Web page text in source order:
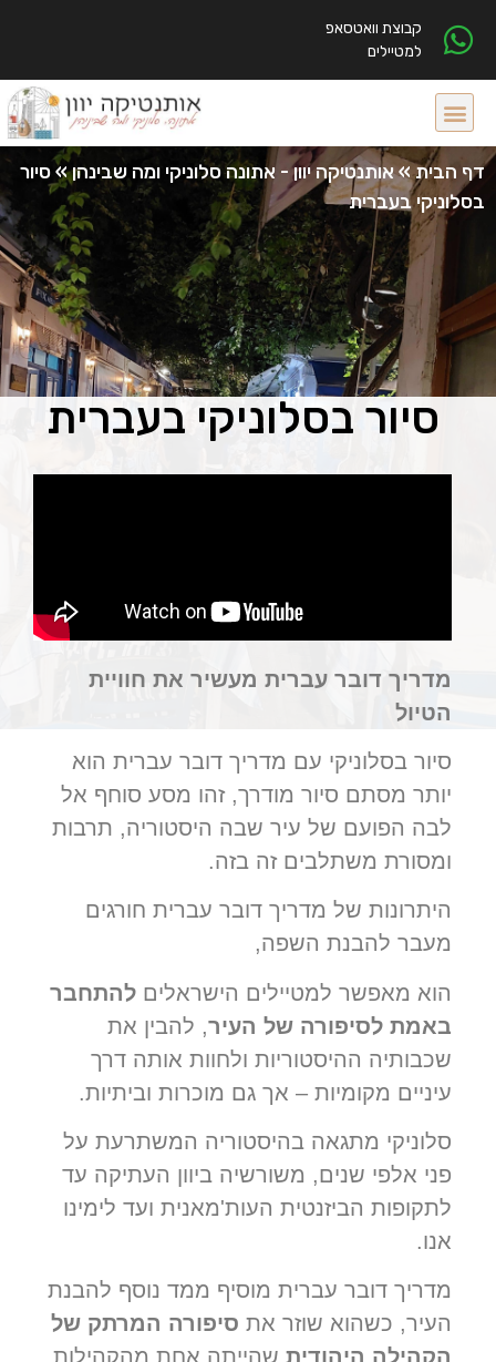
קבוצת וואטסאפ
למטיילים
דף הבית»אותנטיקה יוון - אתונה סלוניקי ומה שבינהן»סיור
בסלוניקי בעברית
סיור בסלוניקי בעברית
מדריך דובר עברית מעשיר את חוויית
הטיול
סיור בסלוניקי עם מדריך דובר עברית הוא
יותר מסתם סיור מודרך, זהו מסע סוחף אל
לבה הפועם של עיר שבה היסטוריה, תרבות
ומסורת משתלבים זה בזה.
היתרונות של מדריך דובר עברית חורגים
מעבר להבנת השפה,
הוא מאפשר למטיילים הישראלים להתחבר
באמת לסיפורה של העיר, להבין את
שכבותיה ההיסטוריות ולחוות אותה דרך
עיניים מקומיות – אך גם מוכרות וביתיות.
סלוניקי מתגאה בהיסטוריה המשתרעת על
פני אלפי שנים, משורשיה ביוון העתיקה עד
לתקופות הביזנטית העות'מאנית ועד לימינו
אנו.
מדריך דובר עברית מוסיף ממד נוסף להבנת
העיר, כשהוא שוזר את סיפורה המרתק של
הקהילה היהודית שהייתה אחת מהקהילות